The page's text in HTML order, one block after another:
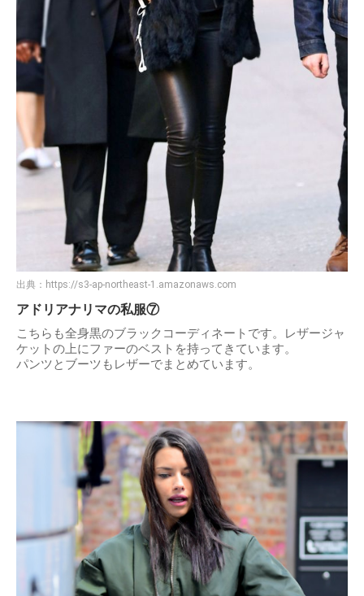
出典： https://s3-ap-northeast-1.amazonaws.com
アドリアナリマの私服⑦
こちらも全身黒のブラックコーディネートです。レザージャ
ケットの上にファーのベストを持ってきています。
パンツとブーツもレザーでまとめています。